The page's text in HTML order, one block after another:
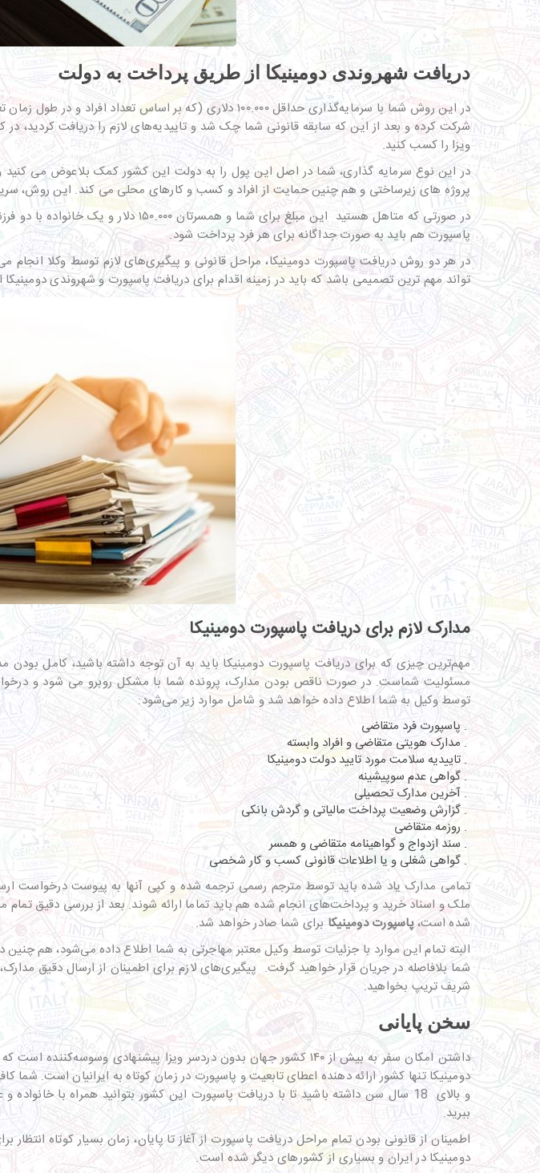
دریافت شهروندی دومینیکا از طریق پرداخت به دولت
در این روش شما با سرمایه‌گذاری حداقل ۱۰۰.۰۰۰ دلاری (که بر
ویزا را کسب کنید.
در این نوع سرمایه گذاری، شما در اصل این پول را به دولت این کشور کمک بلاعوض می کنید
پروژه های زیرساختی و هم چنین حمایت از افراد و کسب و کارهای محلی می کند. این روش،
پاسپورت هم باید به صورت جداگانه برای هر فرد پرداخت شود.
در هر دو روش دریافت پاسپورت دومینیکا، مراحل قانونی و پیگیری‌های لازم توسط وکلا انجام
تواند مهم ترین تصمیمی باشد که باید در زمینه اقدام برای دریافت پاسپورت و شهروندی دومینیکا
مدارک لازم برای دریافت پاسپورت دومینیکا
مهم‌ترین چیزی که برای دریافت پاسپورت دومینیکا باید به آن توجه داشته باشید، کامل
مسئولیت شماست. در صورت ناقص بودن مدارک،‌ پرونده شما با مشکل روبرو می شود و
توسط وکیل به شما اطلاع داده خواهد شد و شامل موارد زیر می‌شود:
. پاسپورت فرد متقاضی
. مدارک هویتی متقاضی و افراد وابسته
. تاییدیه سلامت مورد تایید دولت دومینیکا
. گواهی عدم سوپیشینه
. آخرین مدارک تحصیلی
. گزارش وضعیت پرداخت مالیاتی و گردش بانکی
. روزمه متقاضی
. سند ازدواج و گواهینامه متقاضی و همسر
. گواهی شغلی و یا اطلاعات قانونی کسب و کار شخصی
تمامی مدارک یاد شده باید توسط مترجم رسمی ترجمه شده و کپی آنها به پیوست درخواست
ملک و اسناد خرید و پرداخت‌های انجام شده هم باید تماما ارائه شوند‌. بعد از بررسی دقیق
شده است،پاسپورت دومینیکا برای شما صادر خواهد شد.
البته تمام این موارد با جزئیات توسط وکیل معتبر مهاجرتی به شما اطلاع داده می‌شود،‌ هم
شما بلافاصله در جریان قرار خواهید گرفت. پیگیری‌های لازم برای اطمینان از ارسال دقیق
شریف تریپ بخواهید.
سخن پایانی
داشتن امکان سفر به بیش از ۱۴۰ کشور جهان بدون دردسر ویزا
دومینیکا تنها کشور ارائه دهنده اعطای تابعیت و پاسپورت در زمان کوتاه به ایرانیان است. شما
و بالای 18 سال سن داشته باشید تا با دریافت پاسپورت این کشور بتوانید همراه با
ببرید.
اطمینان از قانونی بودن تمام مراحل دریافت پاسپورت از آغاز تا پایان، زمان بسیار کوتاه
دومینیکا در ایران و بسیاری از کشورهای دیگر شده است.